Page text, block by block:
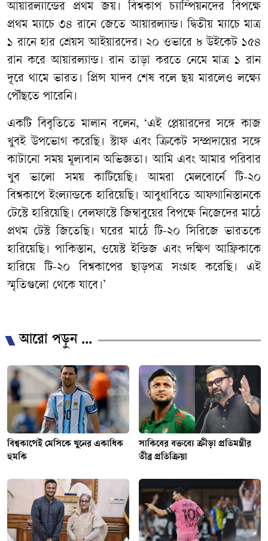
আয়ারল্যান্ডের প্রথম জয়। বিশ্বকাপ চ্যাম্পিয়নদের বিপক্ষে
প্রথম ম্যাচে ৩৪ রানে জেতে আয়ারল্যান্ড। দ্বিতীয় ম্যাচে মাত্র
১ রানে হার শ্রেয়স আইয়ারদের। ২০ ওভারে ৮ উইকেট ১৫৪
রান করে আয়ারল্যান্ড। রান তাড়া করতে নেমে মাত্র ১ রান
দূরে থামে ভারত। প্রিন্স যাদব শেষ বলে ছয় মারলেও লক্ষ্যে
পৌঁছতে পারেনি।
একটি বিবৃতিতে মালান বলেন, ‘এই প্লেয়ারদের সঙ্গে কাজ
খুবই উপভোগ করেছি। স্টাফ এবং ক্রিকেট সম্প্রদায়ের সঙ্গে
কাটানো সময় মূল্যবান অভিজ্ঞতা। আমি এবং আমার পরিবার
খুব ভালো সময় কাটিয়েছি। আমরা মেলবোর্নে টি-২০
বিশ্বকাপে ইংল্যান্ডকে হারিয়েছি। আবুধাবিতে আফগানিস্তানকে
টেস্টে হারিয়েছি। বেলফাস্টে জিম্বাবুয়ের বিপক্ষে নিজেদের মাঠে
প্রথম টেস্ট জিতেছি। ঘরের মাঠে টি-২০ সিরিজে ভারতকে
হারিয়েছি। পাকিস্তান, ওয়েস্ট ইন্ডিজ এবং দক্ষিণ আফ্রিকাকে
হারিয়ে টি-২০ বিশ্বকাপের ছাড়পত্র সংগ্রহ করেছি। এই
স্মৃতিগুলো থেকে যাবে।’
আরো পড়ুন ...
বিশ্বকাপেই মেসিকে খুনের একাধিক
হুমকি
সাকিবের বক্তব্যে ক্রীড়া প্রতিমন্ত্রীর
তীব্র প্রতিক্রিয়া